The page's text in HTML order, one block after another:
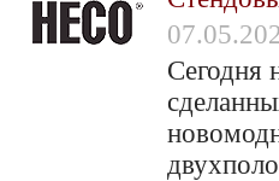
Сегодня